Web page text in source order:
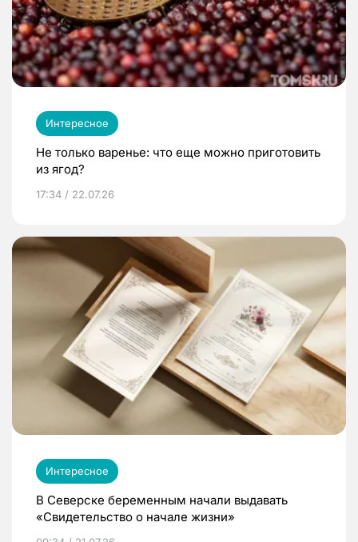
Интересное
Не только варенье: что еще можно приготовить
из ягод?
17:34 / 22.07.26
Интересное
В Северске беременным начали выдавать
«Свидетельство о начале жизни»